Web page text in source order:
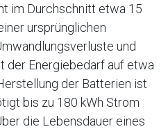
im Durchschnitt etwa 15
ursprünglichen
und
der Energiebedarf auf etwa
der Batterien ist
bis zu 180 kWh Strom
die Lebensdauer eines